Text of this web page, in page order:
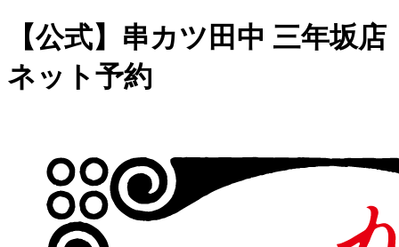
【公式】串カツ田中 三年坂店
ネット予約